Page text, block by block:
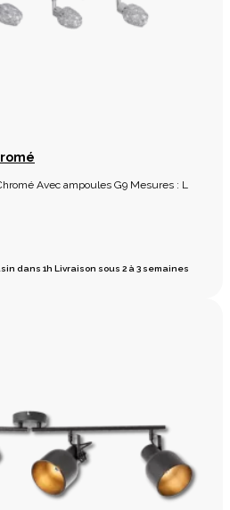
dans 1h Livraison sous 2 à 3 semaines